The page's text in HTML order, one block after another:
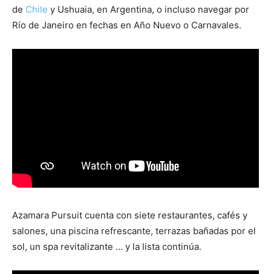
de Chile y Ushuaia, en Argentina, o incluso navegar por
Río de Janeiro en fechas en Año Nuevo o Carnavales.
Azamara Pursuit cuenta con siete restaurantes, cafés y
salones, una piscina refrescante, terrazas bañadas por el
sol, un spa revitalizante … y la lista continúa.